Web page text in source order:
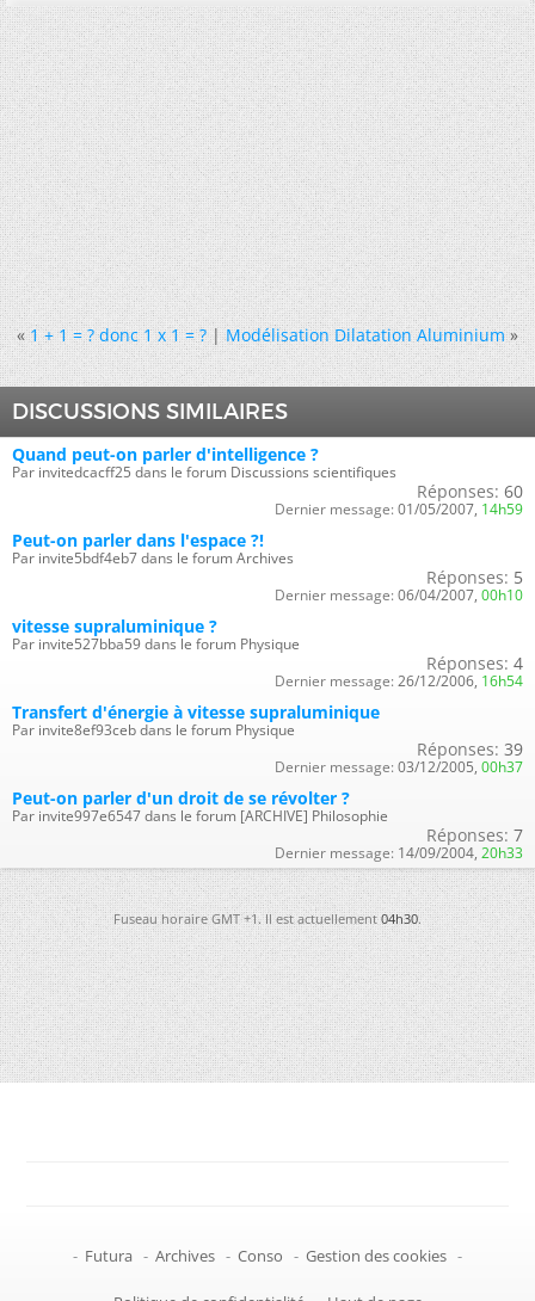
« 1 + 1 = ? donc 1 x 1 = ?|Modélisation Dilatation Aluminium »
DISCUSSIONS SIMILAIRES
Quand peut-on parler d'intelligence ?
Par invitedcacff25 dans le forum Discussions scientifiques
Réponses: 60
Dernier message: 01/05/2007, 14h59
Peut-on parler dans l'espace ?!
Par invite5bdf4eb7 dans le forum Archives
Réponses: 5
Dernier message: 06/04/2007, 00h10
vitesse supraluminique ?
Par invite527bba59 dans le forum Physique
Réponses: 4
Dernier message: 26/12/2006, 16h54
Transfert d'énergie à vitesse supraluminique
Par invite8ef93ceb dans le forum Physique
Réponses: 39
Dernier message: 03/12/2005, 00h37
Peut-on parler d'un droit de se révolter ?
Par invite997e6547 dans le forum [ARCHIVE] Philosophie
Réponses: 7
Dernier message: 14/09/2004, 20h33
Fuseau horaire GMT +1. Il est actuellement04h30.
- Futura - Archives - Conso - Gestion des cookies -